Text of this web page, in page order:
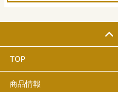
TOP
商品情報